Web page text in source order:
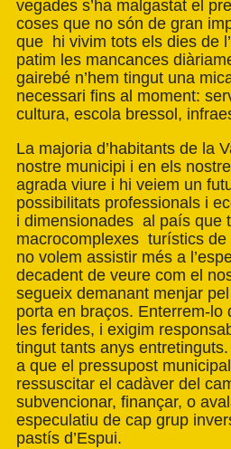
vegades s’ha malgastat el
coses que no són de gran
que hi vivim tots els dies de
patim les mancances
gairebé n’hem tingut una
necessari fins al moment:
cultura, escola bressol,
La majoria d’habitants de la
nostre municipi i en els
agrada viure i hi veiem un
possibilitats professionals i
i dimensionades al país que
macrocomplexes turístics de
no volem assistir més a
decadent de veure com el
segueix demanant menjar
porta en braços. Enterrem-lo
les ferides, i exigim
tingut tants anys
a que el pressupost
ressuscitar el cadàver del
subvencionar, finançar, o
especulatiu de cap grup
pastís d’Espui.